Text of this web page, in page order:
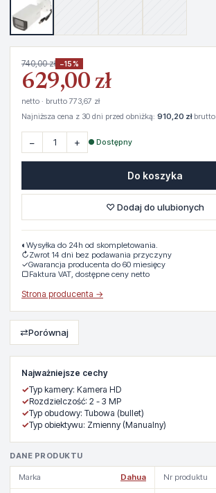
Najważniejsze cechy
✓Typ kamery: Kamera HD
✓Rozdzielczość: 2 - 3 MP
✓Typ obudowy: Tubowa (bullet)
✓Typ obiektywu: Zmienny (Manualny)
DANE PRODUKTU
Marka Dahua Nr produktu
740,00 zł −15%
629,00 zł
netto · brutto 773,67 zł
Najniższa cena z 30 dni przed obniżką: 910,20 złbrutto
− + ● Dostępny
Do koszyka
♡ Dodaj do ulubionych
◐ Wysyłka do 24h od skompletowania.
↻Zwrot 14 dni bez podawania przyczyny
✓Gwarancja producenta do 60 miesięcy
▢Faktura VAT, dostępne ceny netto
Strona producenta →
⇄Porównaj